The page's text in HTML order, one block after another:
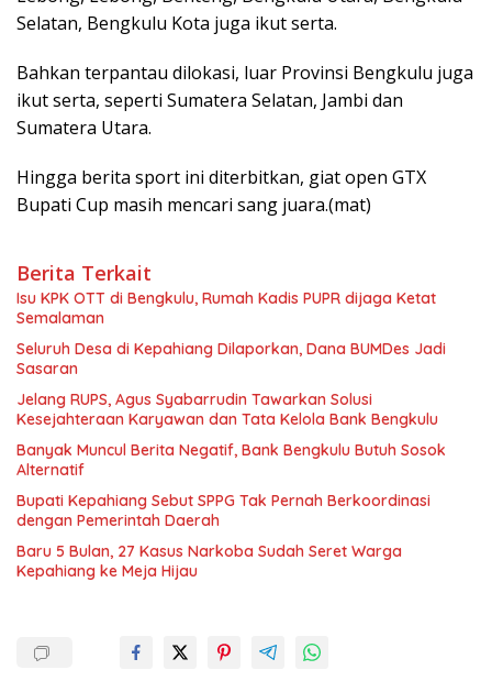
Selatan, Bengkulu Kota juga ikut serta.
Bahkan terpantau dilokasi, luar Provinsi Bengkulu juga
ikut serta, seperti Sumatera Selatan, Jambi dan
Sumatera Utara.
Hingga berita sport ini diterbitkan, giat open GTX
Bupati Cup masih mencari sang juara.(mat)
Berita Terkait
Isu KPK OTT di Bengkulu, Rumah Kadis PUPR dijaga Ketat
Semalaman
Seluruh Desa di Kepahiang Dilaporkan, Dana BUMDes Jadi
Sasaran
Jelang RUPS, Agus Syabarrudin Tawarkan Solusi
Kesejahteraan Karyawan dan Tata Kelola Bank Bengkulu
Banyak Muncul Berita Negatif, Bank Bengkulu Butuh Sosok
Alternatif
Bupati Kepahiang Sebut SPPG Tak Pernah Berkoordinasi
dengan Pemerintah Daerah
Baru 5 Bulan, 27 Kasus Narkoba Sudah Seret Warga
Kepahiang ke Meja Hijau